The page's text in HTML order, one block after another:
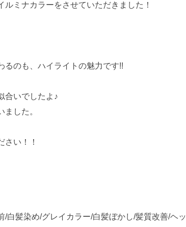
ミナカラーをさせていただきました！
るのも、ハイライトの魅力です!!
合いでしたよ♪
した。
さい！！
/白髪染め/グレイカラー/白髪ぼかし/髪質改善/ヘッ